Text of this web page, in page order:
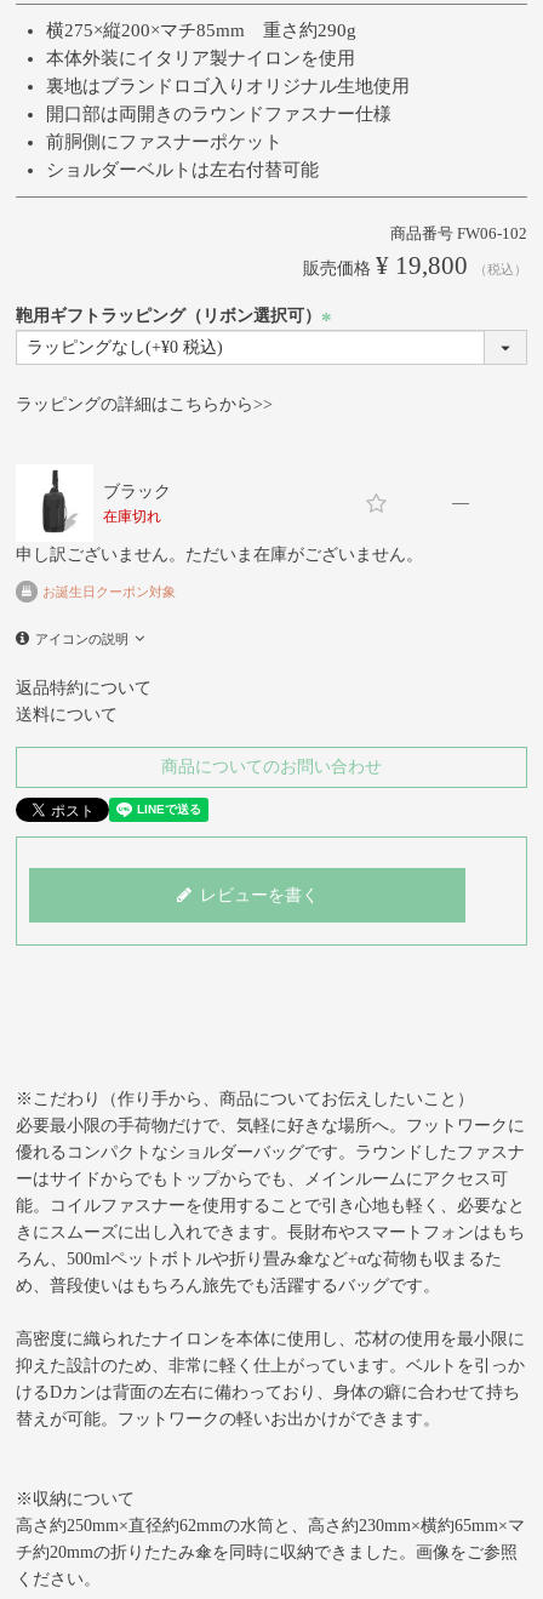
横275×縦200×マチ85mm 重さ約290g
本体外装にイタリア製ナイロンを使用
裏地はブランドロゴ入りオリジナル生地使用
開口部は両開きのラウンドファスナー仕様
前胴側にファスナーポケット
ショルダーベルトは左右付替可能
商品番号 FW06-102
販売価格 ¥ 19,800 税込
鞄用ギフトラッピング（リボン選択可）
ラッピングの詳細はこちらから>>
ブラック
在庫切れ
—
申し訳ございません。ただいま在庫がございません。
お誕生日クーポン対象
アイコンの説明
返品特約について
送料について
商品についてのお問い合わせ
レビューを書く
※こだわり（作り手から、商品についてお伝えしたいこと）
必要最小限の手荷物だけで、気軽に好きな場所へ。フットワークに
優れるコンパクトなショルダーバッグです。ラウンドしたファスナ
ーはサイドからでもトップからでも、メインルームにアクセス可
能。コイルファスナーを使用することで引き心地も軽く、必要なと
きにスムーズに出し入れできます。長財布やスマートフォンはもち
ろん、500mlペットボトルや折り畳み傘など+αな荷物も収まるた
め、普段使いはもちろん旅先でも活躍するバッグです。
高密度に織られたナイロンを本体に使用し、芯材の使用を最小限に
抑えた設計のため、非常に軽く仕上がっています。ベルトを引っか
けるDカンは背面の左右に備わっており、身体の癖に合わせて持ち
替えが可能。フットワークの軽いお出かけができます。
※収納について
高さ約250mm×直径約62mmの水筒と、高さ約230mm×横約65mm×マ
チ約20mmの折りたたみ傘を同時に収納できました。画像をご参照
ください。